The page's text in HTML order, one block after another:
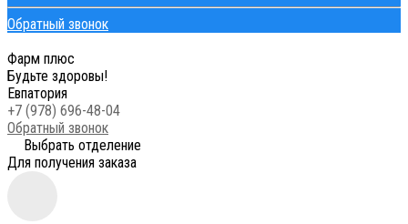
Обратный звонок
Фарм плюс
Будьте здоровы!
Евпатория
+7 (978) 696-48-04
Обратный звонок
Выбрать отделение
Для получения заказа